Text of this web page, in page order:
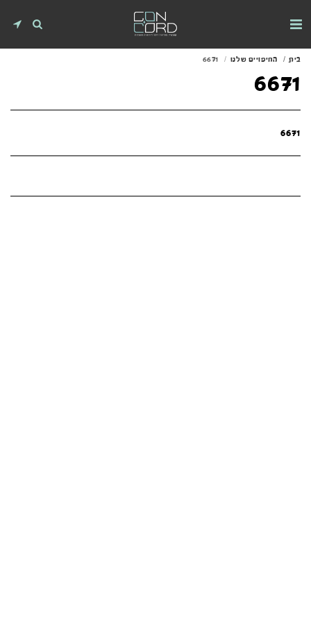
בית החיפויים שלנו 6671
6671
6671